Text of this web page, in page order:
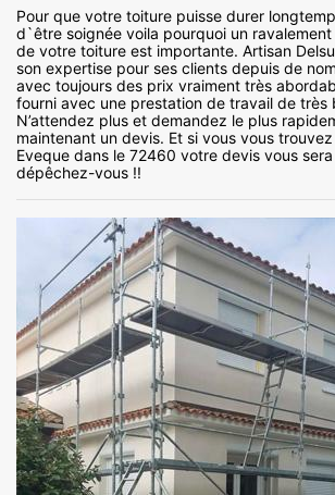
Pour que votre toiture puisse durer
d`être soignée voila pourquoi un
de votre toiture est importante. Artisan
son expertise pour ses clients depuis de
avec toujours des prix vraiment très
fourni avec une prestation de travail de très
N’attendez plus et demandez le plus
maintenant un devis. Et si vous vous trouvez
Eveque dans le 72460 votre devis vous
dépêchez-vous !!